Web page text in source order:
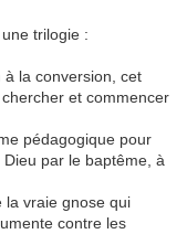
trilogie :
la conversion, cet
et commencer
pédagogique pour
par le baptême, à
la vraie gnose qui
contre les